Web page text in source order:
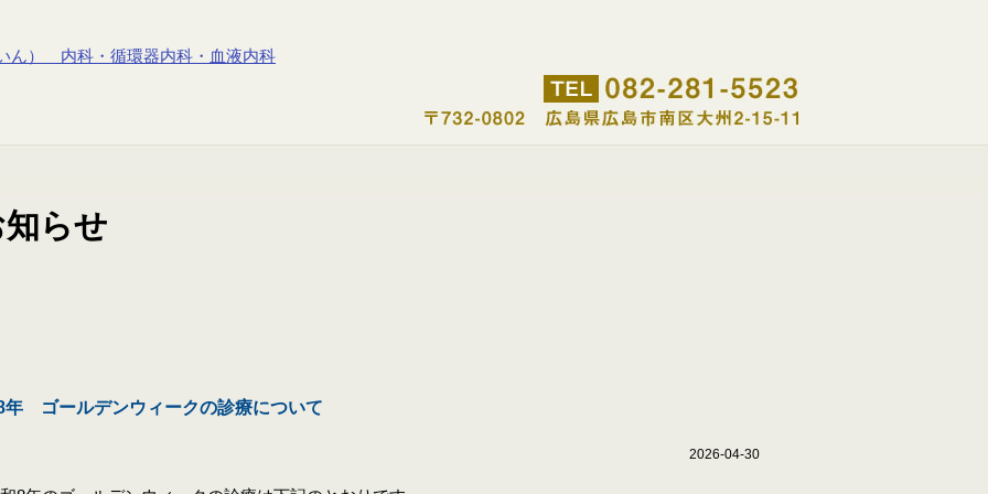
年 ゴールデンウィークの診療について
2026-04-30